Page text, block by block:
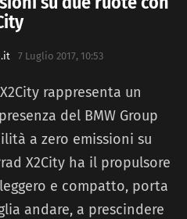
7 Luglio 2017, 10:53
rappresenta un
del BMW Group
a zero emissioni su
X2City ha il propulsore
e compatto, porta
andare, a prescindere